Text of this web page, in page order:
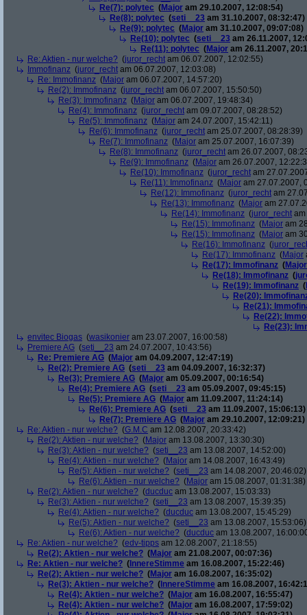
Re(7): polytec (Major am 29.10.2007, 12:08:54)
Re(8): polytec (seti__23 am 31.10.2007, 08:32:47)
Re(9): polytec (Major am 31.10.2007, 09:07:08)
Re(10): polytec (seti__23 am 26.11.2007,
Re(11): polytec (Major am 26.11.2007,
Re: Aktien - nur welche? (juror_recht am 06.07.2007, 12:02:55)
Immofinanz (juror_recht am 06.07.2007, 12:03:08)
Re: Immofinanz (Major am 06.07.2007, 14:57:20)
Re(2): Immofinanz (juror_recht am 06.07.2007, 15:50:50)
Re(3): Immofinanz (Major am 06.07.2007, 19:48:34)
Re(4): Immofinanz (juror_recht am 09.07.2007, 08:28:52)
Re(5): Immofinanz (Major am 24.07.2007, 15:42:11)
Re(6): Immofinanz (juror_recht am 25.07.2007, 08:28:39)
Re(7): Immofinanz (Major am 25.07.2007, 16:07:39)
Re(8): Immofinanz (juror_recht am 26.07.2007,
Re(9): Immofinanz (Major am 26.07.2007,
Re(10): Immofinanz (juror_recht am
Re(11): Immofinanz (Major am 27.07.2007,
Re(12): Immofinanz (juror_recht am
Re(13): Immofinanz (Major am
Re(14): Immofinanz (juror_recht
Re(15): Immofinanz (Major am
Re(15): Immofinanz (Major am
Re(16): Immofinanz (
Re(17): Immofinanz (Major
Re(17): Immofinanz (Major
Re(18): Immofinanz (
Re(19): Immofinanz (
Re(20):
Re(21):
Re(22):
Re(23):
envitec Biogas (wasikonier am 23.07.2007, 16:00:58)
Premiere AG (seti__23 am 24.07.2007, 10:43:56)
Re: Premiere AG (Major am 04.09.2007, 12:47:19)
Re(2): Premiere AG (seti__23 am 04.09.2007, 16:32:37)
Re(3): Premiere AG (Major am 05.09.2007, 00:16:54)
Re(4): Premiere AG (seti__23 am 05.09.2007, 09:45:15)
Re(5): Premiere AG (Major am 11.09.2007, 11:24:14)
Re(6): Premiere AG (seti__23 am 11.09.2007, 15:06:13)
Re(7): Premiere AG (Major am 29.10.2007, 12:09:21)
Re: Aktien - nur welche? (G.M.C am 12.08.2007, 20:33:42)
Re(2): Aktien - nur welche? (Major am 13.08.2007, 13:30:30)
Re(3): Aktien - nur welche? (seti__23 am 13.08.2007, 14:52:00)
Re(4): Aktien - nur welche? (Major am 14.08.2007, 16:43:49)
Re(5): Aktien - nur welche? (seti__23 am 14.08.2007, 20:46:02)
Re(6): Aktien - nur welche? (Major am 15.08.2007, 01:31:38)
Re(2): Aktien - nur welche? (ducduc am 13.08.2007, 15:03:33)
Re(3): Aktien - nur welche? (seti__23 am 13.08.2007, 15:39:35)
Re(4): Aktien - nur welche? (ducduc am 13.08.2007, 15:45:29)
Re(5): Aktien - nur welche? (seti__23 am 13.08.2007, 15:53:06)
Re(6): Aktien - nur welche? (ducduc am 13.08.2007,
Re: Aktien - nur welche? (edv-tipps am 12.08.2007, 21:18:55)
Re(2): Aktien - nur welche? (Major am 21.08.2007, 00:07:36)
Re: Aktien - nur welche? ( InnereStimme am 16.08.2007, 15:22:46)
Re(2): Aktien - nur welche? (Major am 16.08.2007, 16:35:02)
Re(3): Aktien - nur welche? ( InnereStimme am 16.08.2007,
Re(4): Aktien - nur welche? (Major am 16.08.2007, 16:55:47)
Re(4): Aktien - nur welche? (Major am 16.08.2007, 17:59:02)